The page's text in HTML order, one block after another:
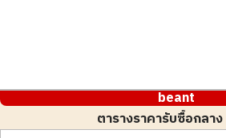
beant
ตารางราคารับซื้อกลาง